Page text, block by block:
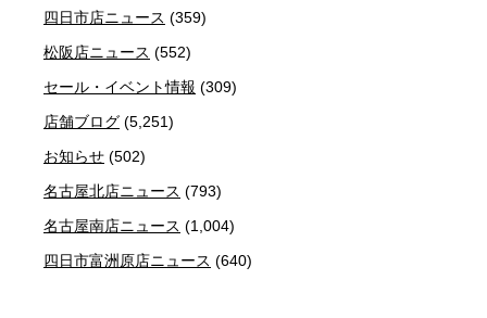
四日市店ニュース (359)
松阪店ニュース (552)
セール・イベント情報 (309)
店舗ブログ (5,251)
お知らせ (502)
名古屋北店ニュース (793)
名古屋南店ニュース (1,004)
四日市富洲原店ニュース (640)